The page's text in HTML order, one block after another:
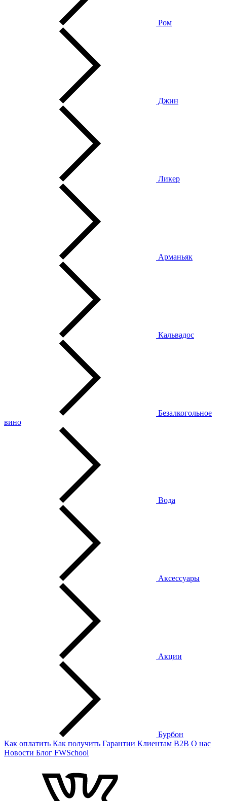
Ром
Джин
Ликер
Арманьяк
Кальвадос
Безалкогольное
вино
Вода
Аксессуары
Акции
Бурбон
Как оплатить Как получить Гарантии Клиентам B2B О нас
Новости Блог FWSchool